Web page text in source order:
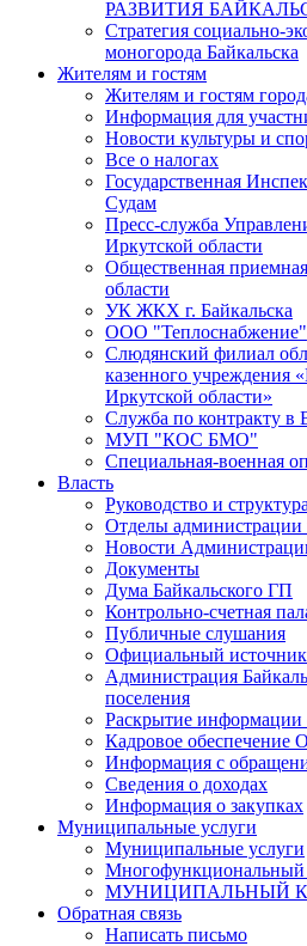
РАЗВИТИЯ
Стратегия социально-
моногорода Байкальска
Жителям и гостям
Жителям и гостям
Информация для
Новости культуры и
Все о налогах
Государственная
Судам
Пресс-служба
Иркутской области
Общественная
области
УК ЖКХ г. Байкальска
ООО "Теплоснабжение"
Слюдянский филиал
казенного учреждения
Иркутской области»
Служба по контракту в
МУП "КОС БМО"
Специальная-военная
Власть
Руководство и
Отделы администрации
Новости
Документы
Дума Байкальского ГП
Контрольно-счетная
Публичные слушания
Официальный
Администрация
поселения
Раскрытие информации
Кадровое обеспечение
Информация с
Сведения о доходах
Информация о закупках
Муниципальные услуги
Муниципальные услуги
МУНИЦИПАЛЬНЫЙ
Обратная связь
Написать письмо